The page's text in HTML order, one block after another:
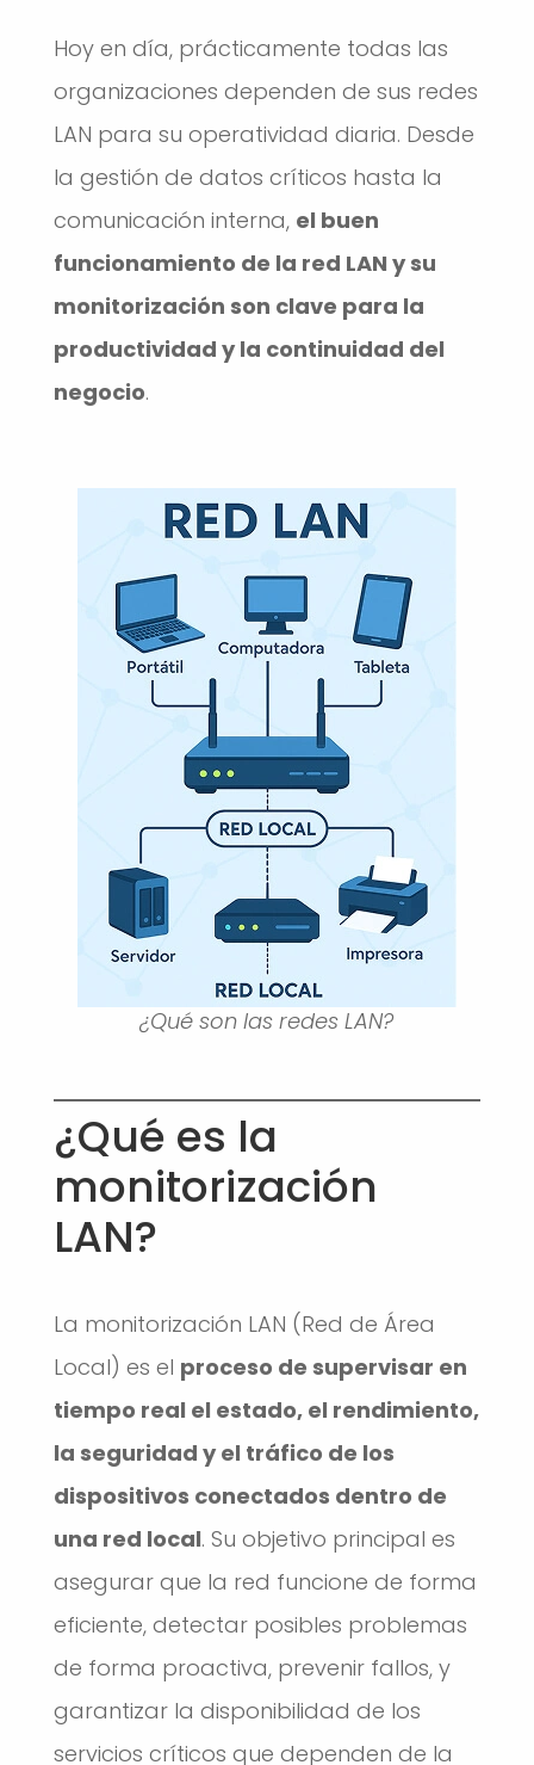
Hoy en día, prácticamente todas las
organizaciones dependen de sus redes
LAN para su operatividad diaria. Desde
la gestión de datos críticos hasta la
comunicación interna, el buen
funcionamiento de la red LAN y su
monitorización son clave para la
productividad y la continuidad del
negocio.
¿Qué son las redes LAN?
¿Qué es la
monitorización
LAN?
La monitorización LAN (Red de Área
Local) es el proceso de supervisar en
tiempo real el estado, el rendimiento,
la seguridad y el tráfico de los
dispositivos conectados dentro de
una red local. Su objetivo principal es
asegurar que la red funcione de forma
eficiente, detectar posibles problemas
de forma proactiva, prevenir fallos, y
garantizar la disponibilidad de los
servicios críticos que dependen de la